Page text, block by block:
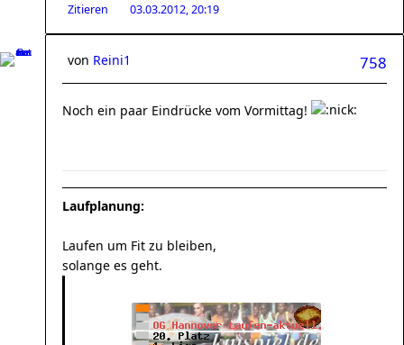
Zitieren 03.03.2012, 20:19
758
von Reini1
Noch ein paar Eindrücke vom Vormittag!
Laufplanung:
Laufen um Fit zu bleiben,
solange es geht.